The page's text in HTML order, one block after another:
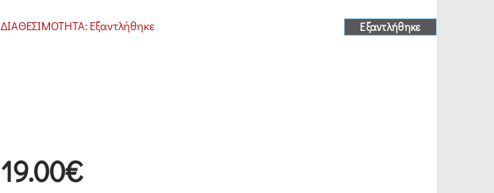
Εξαντλήθηκε
ΔΙΑΘΕΣΙΜΟΤΗΤΑ: Εξαντλήθηκε
19.00€